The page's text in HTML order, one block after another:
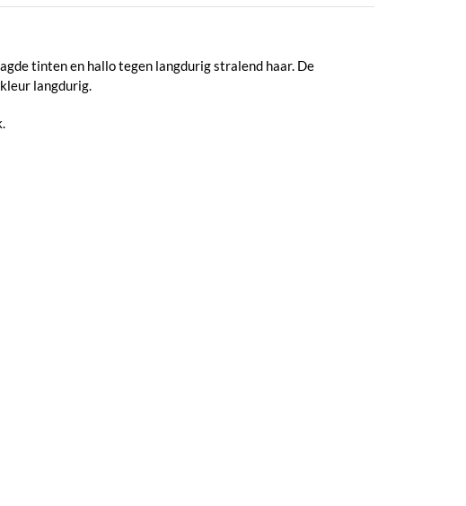
tinten en hallo tegen langdurig stralend haar. De
langdurig.